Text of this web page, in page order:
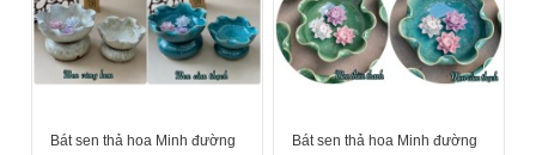
Bát sen thả hoa Minh đường
Bát sen thả hoa Minh đường